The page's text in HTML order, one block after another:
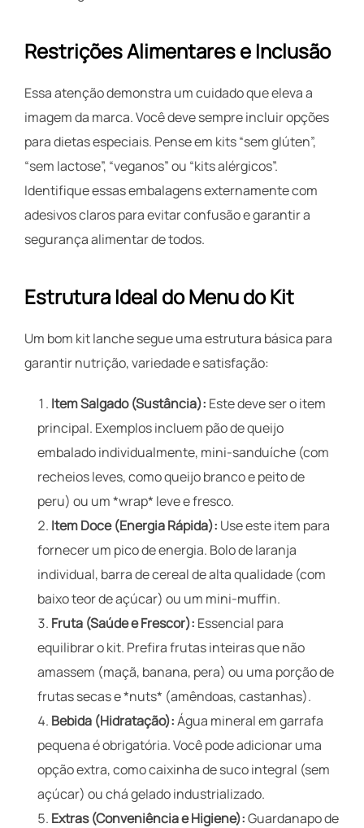
Restrições Alimentares e Inclusão
Essa atenção demonstra um cuidado que eleva a
imagem da marca. Você deve sempre incluir opções
para dietas especiais. Pense em kits “sem glúten”,
“sem lactose”, “veganos” ou “kits alérgicos”.
Identifique essas embalagens externamente com
adesivos claros para evitar confusão e garantir a
segurança alimentar de todos.
Estrutura Ideal do Menu do Kit
Um bom kit lanche segue uma estrutura básica para
garantir nutrição, variedade e satisfação:
Item Salgado (Sustância): Este deve ser o item
principal. Exemplos incluem pão de queijo
embalado individualmente, mini-sanduíche (com
recheios leves, como queijo branco e peito de
peru) ou um *wrap* leve e fresco.
Item Doce (Energia Rápida): Use este item para
fornecer um pico de energia. Bolo de laranja
individual, barra de cereal de alta qualidade (com
baixo teor de açúcar) ou um mini-muffin.
Fruta (Saúde e Frescor): Essencial para
equilibrar o kit. Prefira frutas inteiras que não
amassem (maçã, banana, pera) ou uma porção de
frutas secas e *nuts* (amêndoas, castanhas).
Bebida (Hidratação):Água mineral em garrafa
pequena é obrigatória. Você pode adicionar uma
opção extra, como caixinha de suco integral (sem
açúcar) ou chá gelado industrializado.
Extras (Conveniência e Higiene):Guardanapo de